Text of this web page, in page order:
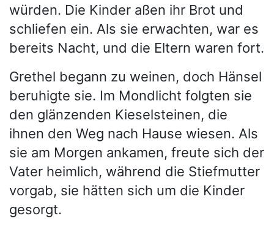
würden. Die Kinder aßen ihr Brot und
schliefen ein. Als sie erwachten, war es
bereits Nacht, und die Eltern waren fort.
Grethel begann zu weinen, doch Hänsel
beruhigte sie. Im Mondlicht folgten sie
den glänzenden Kieselsteinen, die
ihnen den Weg nach Hause wiesen. Als
sie am Morgen ankamen, freute sich der
Vater heimlich, während die Stiefmutter
vorgab, sie hätten sich um die Kinder
gesorgt.